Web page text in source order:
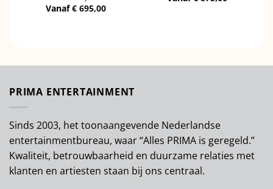
Vanaf€ 695,00
PRIMA ENTERTAINMENT
Sinds 2003, het toonaangevende Nederlandse
entertainmentbureau, waar “Alles PRIMA is geregeld.”
Kwaliteit, betrouwbaarheid en duurzame relaties met
klanten en artiesten staan bij ons centraal.